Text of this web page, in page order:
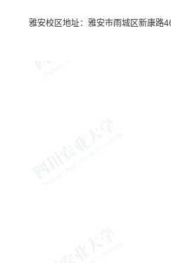
雅安校区地址：雅安市雨城区新康